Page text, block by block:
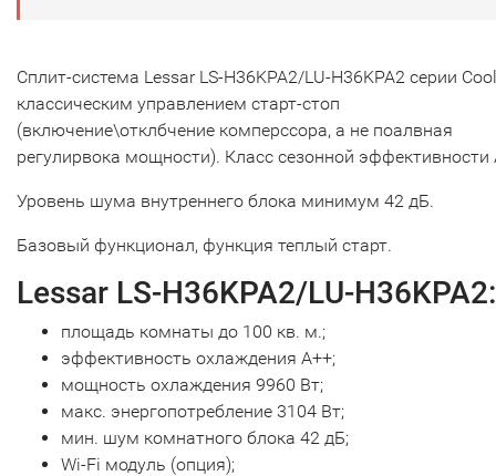
Сплит-система Lessar LS-H36KPA2/LU-H36KPA2 серии
классическим управлением старт-стоп
(включение\отклбчение комперссора, а не поалвная
регулирвока мощности). Класс сезонной эффективности
Уровень шума внутреннего блока минимум 42 дБ.
Базовый функционал, функция теплый старт.
Lessar LS-H36KPA2/LU-H36KPA2:
площадь комнаты до 100 кв. м.;
эффективность охлаждения А++;
мощность охлаждения 9960 Вт;
макс. энергопотребление 3104 Вт;
мин. шум комнатного блока 42 дБ;
Wi-Fi модуль (опция);